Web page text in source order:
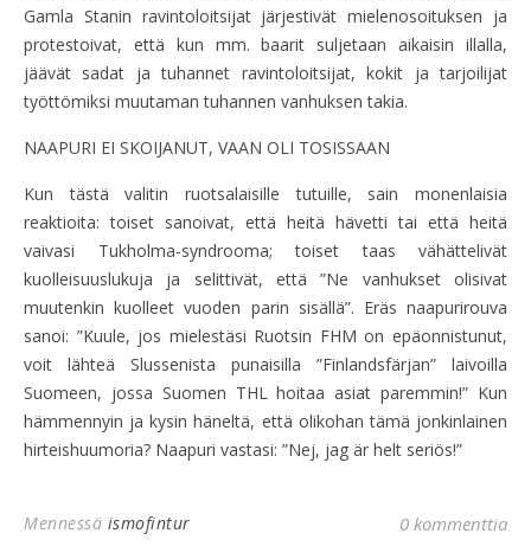
Gamla Stanin ravintoloitsijat järjestivät mielenosoituksen ja
protestoivat, että kun mm. baarit suljetaan aikaisin illalla,
jäävät sadat ja tuhannet ravintoloitsijat, kokit ja tarjoilijat
työttömiksi muutaman tuhannen vanhuksen takia.
NAAPURI EI SKOIJANUT, VAAN OLI TOSISSAAN
Kun tästä valitin ruotsalaisille tutuille, sain monenlaisia
reaktioita: toiset sanoivat, että heitä hävetti tai että heitä
vaivasi Tukholma-syndrooma; toiset taas vähättelivät
kuolleisuuslukuja ja selittivät, että ”Ne vanhukset olisivat
muutenkin kuolleet vuoden parin sisällä”. Eräs naapurirouva
sanoi: ”Kuule, jos mielestäsi Ruotsin FHM on epäonnistunut,
voit lähteä Slussenista punaisilla ”Finlandsfärjan” laivoilla
Suomeen, jossa Suomen THL hoitaa asiat paremmin!” Kun
hämmennyin ja kysin häneltä, että olikohan tämä jonkinlainen
hirteishuumoria? Naapuri vastasi: ”Nej, jag är helt seriös!”
Mennessä ismofintur 0 kommenttia